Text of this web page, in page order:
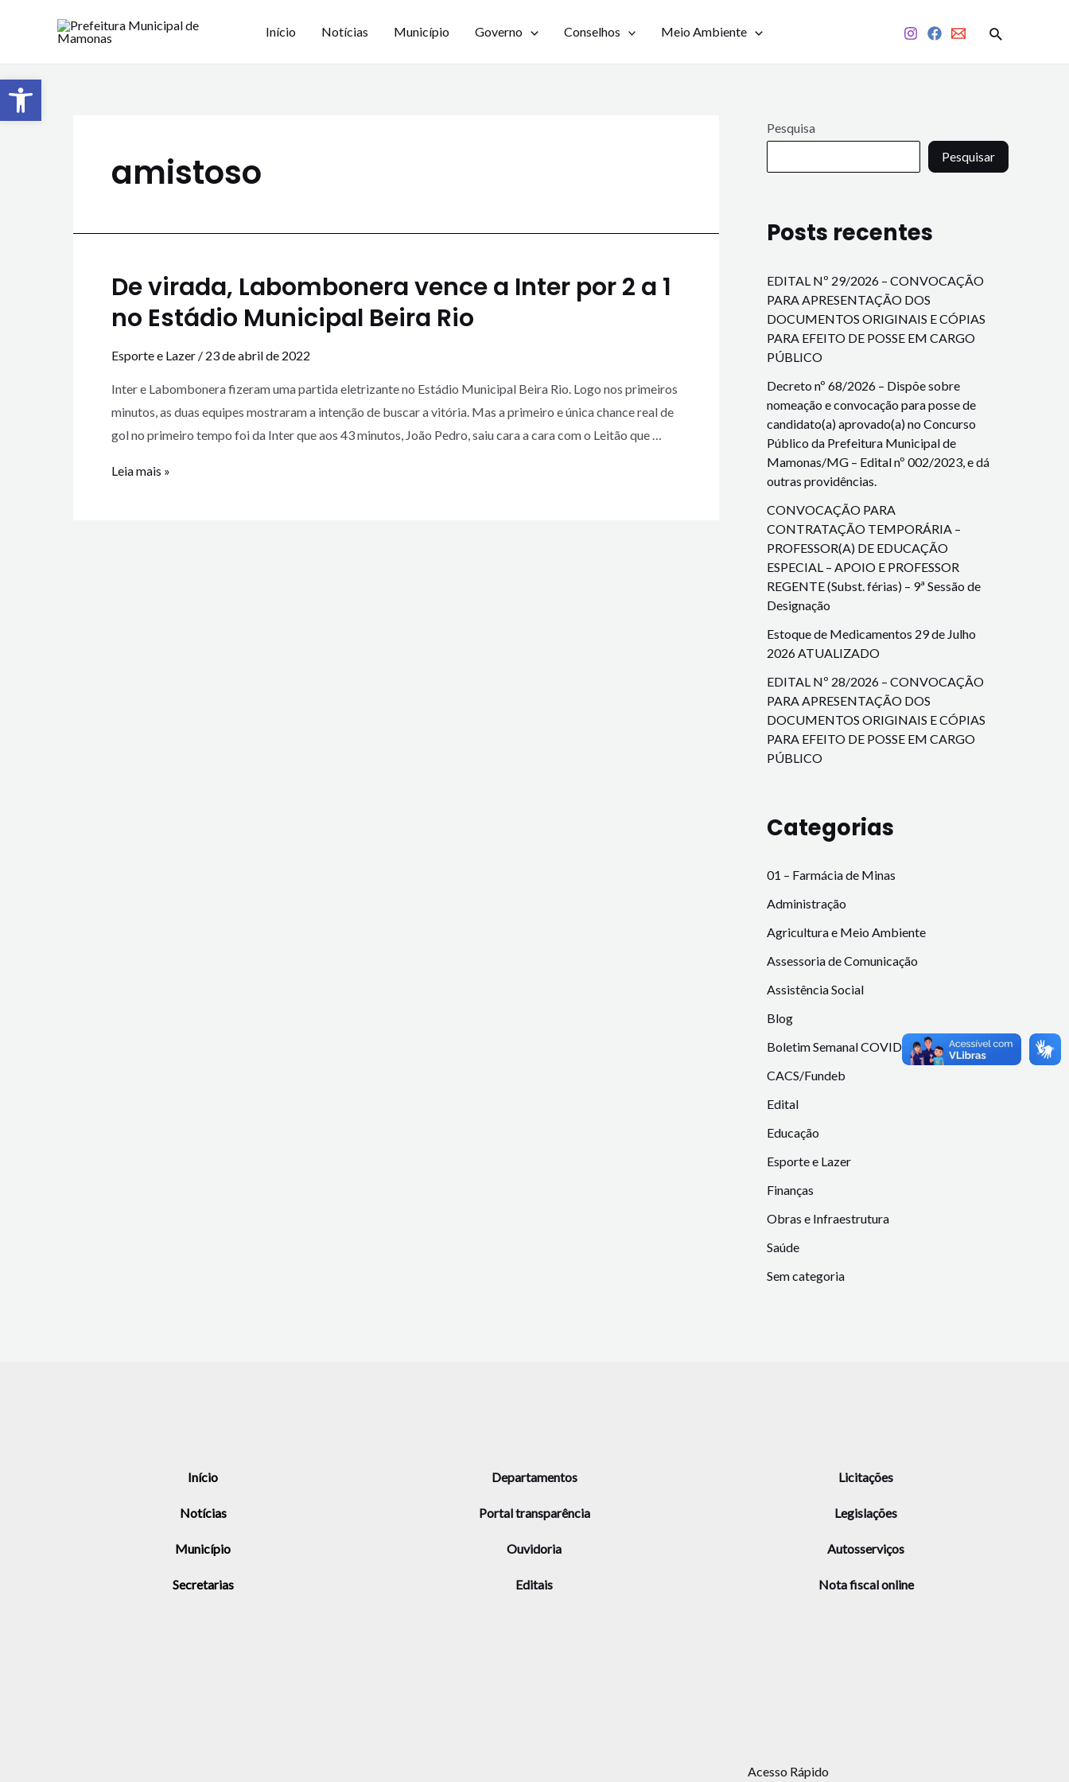
Início Notícias Município Governo Conselhos Meio Ambiente
amistoso
De virada, Labombonera vence a Inter por 2 a 1
no Estádio Municipal Beira Rio
Esporte e Lazer / 23 de abril de 2022
Inter e Labombonera fizeram uma partida eletrizante no Estádio Municipal Beira Rio. Logo nos primeiros
minutos, as duas equipes mostraram a intenção de buscar a vitória. Mas a primeiro e única chance real de
gol no primeiro tempo foi da Inter que aos 43 minutos, João Pedro, saiu cara a cara com o Leitão que …
Leia mais »
Pesquisa
Pesquisar
Posts recentes
EDITAL Nº 29/2026 – CONVOCAÇÃO
PARA APRESENTAÇÃO DOS
DOCUMENTOS ORIGINAIS E CÓPIAS
PARA EFEITO DE POSSE EM CARGO
PÚBLICO
Decreto nº 68/2026 – Dispõe sobre
nomeação e convocação para posse de
candidato(a) aprovado(a) no Concurso
Público da Prefeitura Municipal de
Mamonas/MG – Edital nº 002/2023, e dá
outras providências.
CONVOCAÇÃO PARA
CONTRATAÇÃO TEMPORÁRIA –
PROFESSOR(A) DE EDUCAÇÃO
ESPECIAL – APOIO E PROFESSOR
REGENTE (Subst. férias) – 9ª Sessão de
Designação
Estoque de Medicamentos 29 de Julho
2026 ATUALIZADO
EDITAL Nº 28/2026 – CONVOCAÇÃO
PARA APRESENTAÇÃO DOS
DOCUMENTOS ORIGINAIS E CÓPIAS
PARA EFEITO DE POSSE EM CARGO
PÚBLICO
Categorias
01 – Farmácia de Minas
Administração
Agricultura e Meio Ambiente
Assessoria de Comunicação
Assistência Social
Blog
Boletim Semanal COVID-19
CACS/Fundeb
Edital
Educação
Esporte e Lazer
Finanças
Obras e Infraestrutura
Saúde
Sem categoria
Início
Notícias
Município
Secretarias
Departamentos
Portal transparência
Ouvidoria
Editais
Licitações
Legislações
Autosserviços
Nota fiscal online
Acesso Rápido
Barra de Ferramentas Aberta